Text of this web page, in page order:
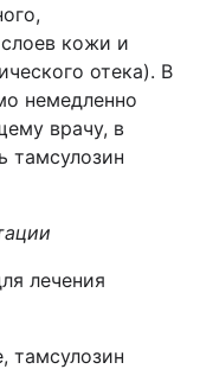
слоев кожи и
отека). В
немедленно
врачу, в
тамсулозин
лечения
тамсулозин